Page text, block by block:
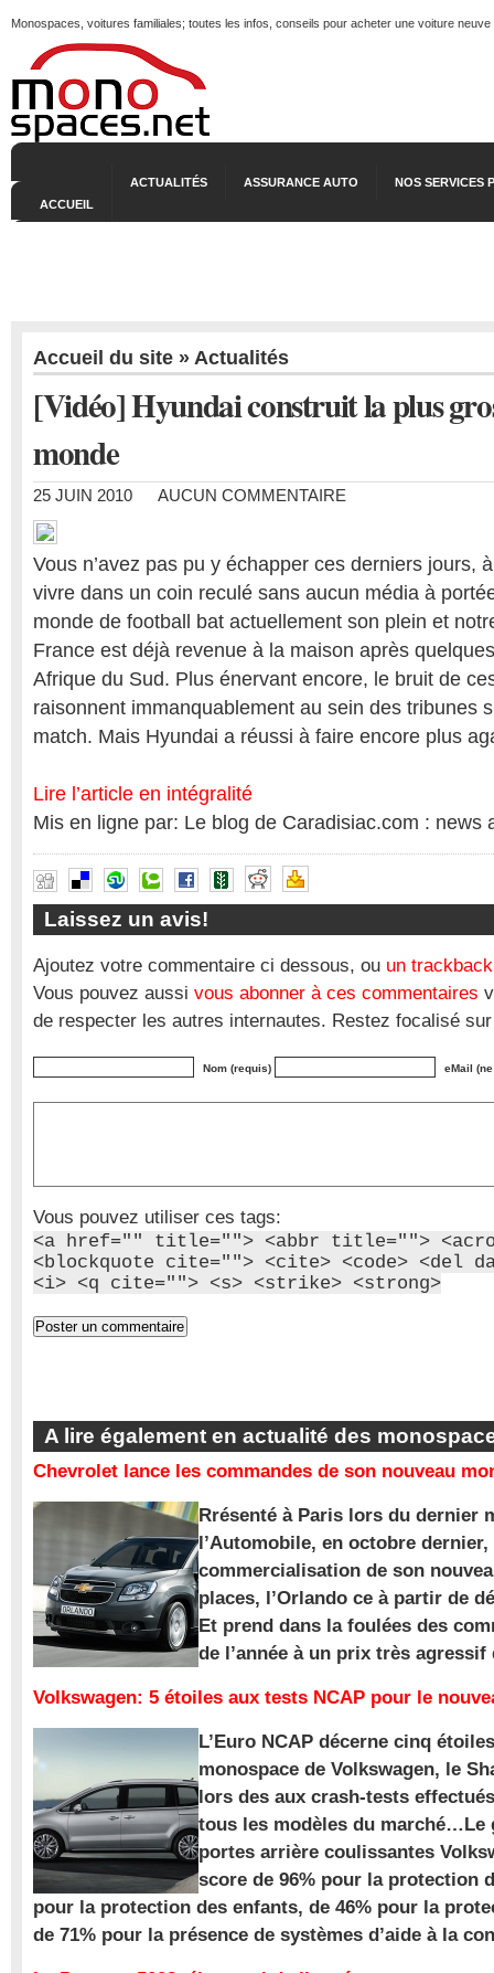
Monospaces, voitures familiales; toutes les infos, conseils pour acheter une voiture
ACCUEIL
ACTUALITÉS ASSURANCE AUTO NOS SERVICES
Accueil du site » Actualités
[Vidéo] Hyundai construit la plus
monde
25 JUIN 2010 AUCUN COMMENTAIRE
Vous n’avez pas pu y échapper ces derniers jours,
vivre dans un coin reculé sans aucun média à
monde de football bat actuellement son plein et
France est déjà revenue à la maison après
Afrique du Sud. Plus énervant encore, le bruit de
raisonnent immanquablement au sein des tribunes
match. Mais Hyundai a réussi à faire encore plus
Lire l’article en intégralité
Mis en ligne par: Le blog de Caradisiac.com : news
Laissez un avis!
Ajoutez votre commentaire ci dessous, ou un trackback
Vous pouvez aussi vous abonner à ces commentaires
de respecter les autres internautes. Restez focalisé
Nom (requis) eMail
Vous pouvez utiliser ces tags:
<a href="" title=""> <abbr title="">
<blockquote cite=""> <cite> <code> <del
<i> <q cite=""> <s> <strike> <strong>
A lire également en actualité des
Chevrolet lance les commandes de son nouveau
Rrésenté à Paris lors du dernier
l’Automobile, en octobre
commercialisation de son
places, l’Orlando ce à partir de
Et prend dans la foulées des
de l’année à un prix très agressif
Volkswagen: 5 étoiles aux tests NCAP pour le
L’Euro NCAP décerne cinq
monospace de Volkswagen, le
lors des aux crash-tests
tous les modèles du marché…Le
portes arrière coulissantes
score de 96% pour la protection
pour la protection des enfants, de 46% pour la
de 71% pour la présence de systèmes d’aide à la